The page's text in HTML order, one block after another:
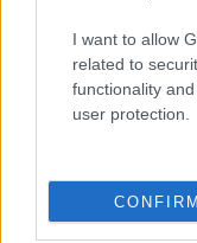
I want to allow
related to
functionality
user protection.
CONFIRM
neposlednom rade
zatepľovať strechu,
danej oblasti.
odborných
aplikácie